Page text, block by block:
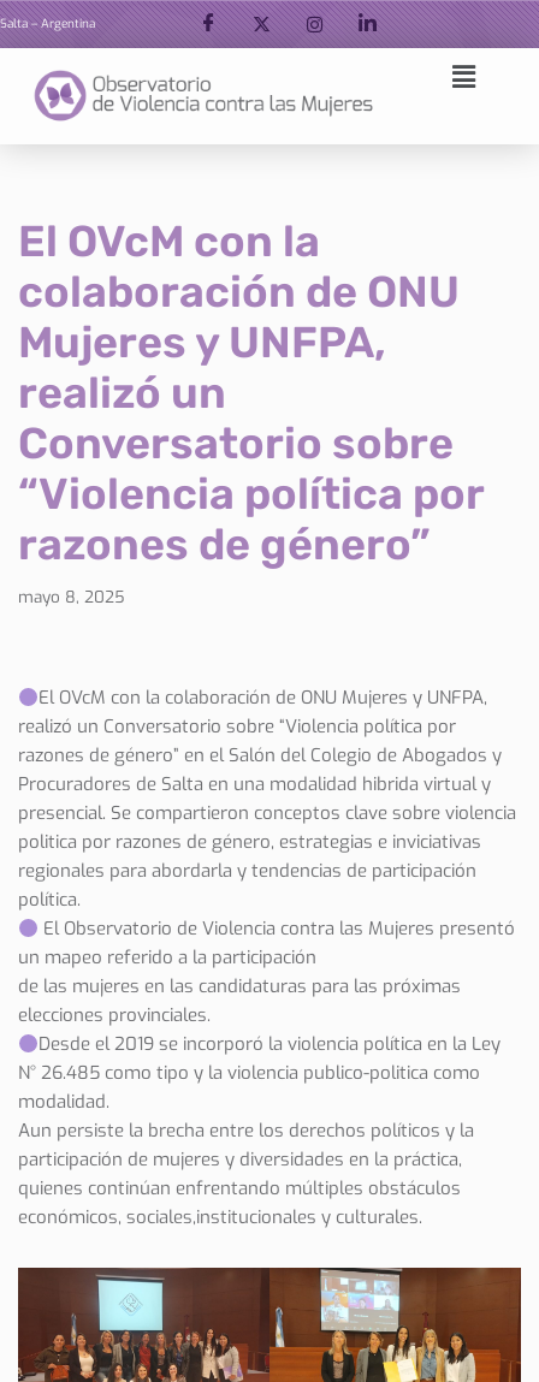
contenido
Salta – Argentina
El OVcM con la
colaboración de ONU
Mujeres y UNFPA,
realizó un
Conversatorio sobre
“Violencia política por
razones de género”
mayo 8, 2025
El OVcM con la colaboración de ONU Mujeres y UNFPA,
realizó un Conversatorio sobre “Violencia política por
razones de género” en el Salón del Colegio de Abogados y
Procuradores de Salta en una modalidad hibrida virtual y
presencial. Se compartieron conceptos clave sobre violencia
politica por razones de género, estrategias e inviciativas
regionales para abordarla y tendencias de participación
política.
El Observatorio de Violencia contra las Mujeres presentó
un mapeo referido a la participación
de las mujeres en las candidaturas para las próximas
elecciones provinciales.
Desde el 2019 se incorporó la violencia política en la Ley
N° 26.485 como tipo y la violencia publico-politica como
modalidad.
Aun persiste la brecha entre los derechos políticos y la
participación de mujeres y diversidades en la práctica,
quienes continúan enfrentando múltiples obstáculos
económicos, sociales,institucionales y culturales.